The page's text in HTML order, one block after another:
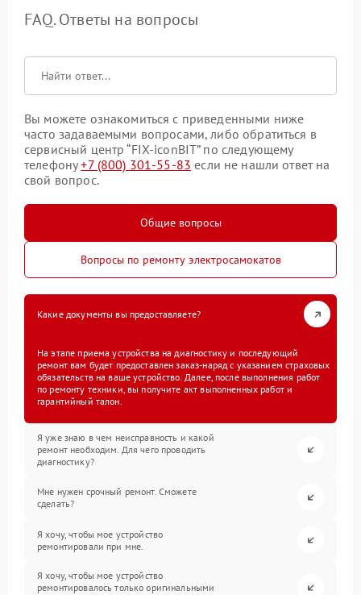
FAQ. Ответы на вопросы
Вы можете ознакомиться с приведенными ниже
часто задаваемыми вопросами, либо обратиться в
сервисный центр “FIX-iconBIT” по следующему
телефону+7 (800) 301-55-83 если не нашли ответ на
свой вопрос.
Общие вопросы
Вопросы по ремонту электросамокатов
Какие документы вы предоставляете?
На этапе приема устройства на диагностику и последующий
ремонт вам будет предоставлен заказ-наряд с указанием страховых
обязательств на ваше устройство. Далее, после выполнения работ
по ремонту техники, вы получите акт выполненных работ и
гарантийный талон.
Я уже знаю в чем неисправность и какой
ремонт необходим. Для чего проводить
диагностику?
Мне нужен срочный ремонт. Сможете
сделать?
Я хочу, чтобы мое устройство
ремонтировали при мне.
Я хочу, чтобы мое устройство
ремонтировалось только оригинальными